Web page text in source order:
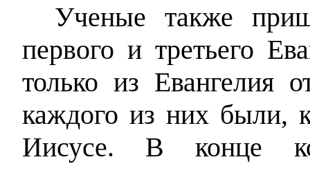
Ученые также
первого и третьего
только из
каждого из них были,
Иисусе. В конце